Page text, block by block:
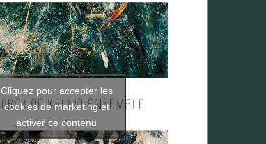
Cliquez pour accepter les
cookies de marketing et
activer ce contenu